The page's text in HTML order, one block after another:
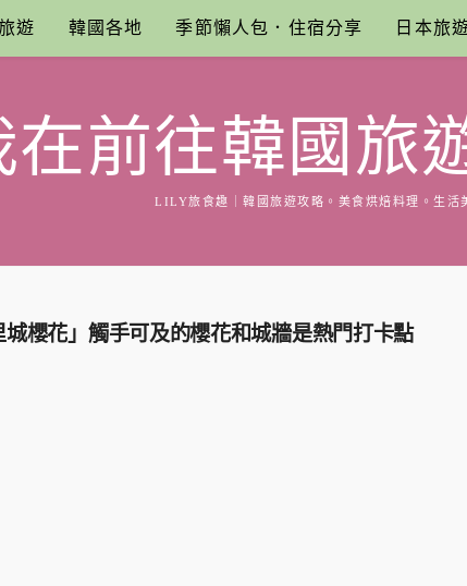
遊 韓國各地 季節懶人包．住宿分享 日本旅
在前往韓國旅
LILY旅食趣｜韓國旅遊攻略。美食烘焙料理。生活
櫻花」觸手可及的櫻花和城牆是熱門打卡點